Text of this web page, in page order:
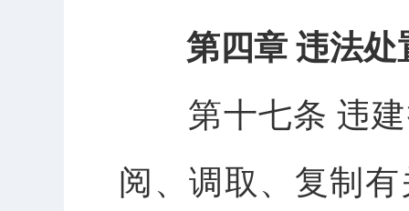
第四章 违法处
第十七条 违建
阅、调取、复制